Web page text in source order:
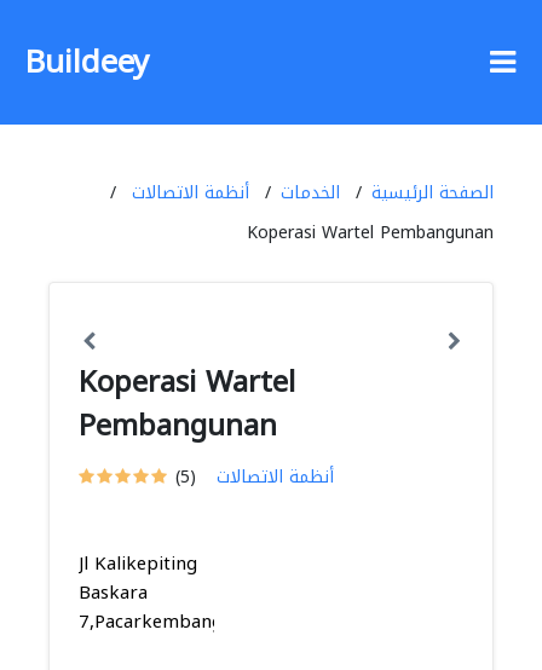
Buildeey
الصفحة الرئيسية الخدمات
أنظمة الاتصالات
Koperasi Wartel Pembangunan
Koperasi Wartel
Pembangunan
(5) أنظمة الاتصالات
Jl Kalikepiting
Baskara
7,Pacarkembang,Tambaksari,...